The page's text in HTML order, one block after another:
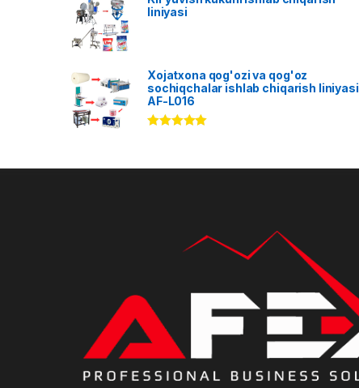
liniyasi
Xojatxona qog'ozi va qog'oz
sochiqchalar ishlab chiqarish liniyasi
AF-L016